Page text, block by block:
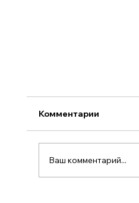
Комментарии
Ваш комментарий...